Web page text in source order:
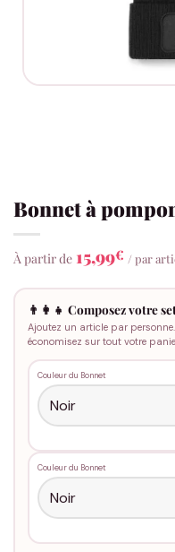
Bonnet à
À partir de 15,99€ / par
👨‍👩‍👧 Composez votre
Ajoutez un article par
économisez sur tout votre
Couleur du Bonnet
Couleur du Bonnet